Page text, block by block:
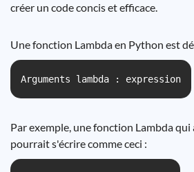
créer un code concis et efficace.
Une fonction Lambda en Python est
Arguments lambda : expression
Par exemple, une fonction Lambda
pourrait s'écrire comme ceci :